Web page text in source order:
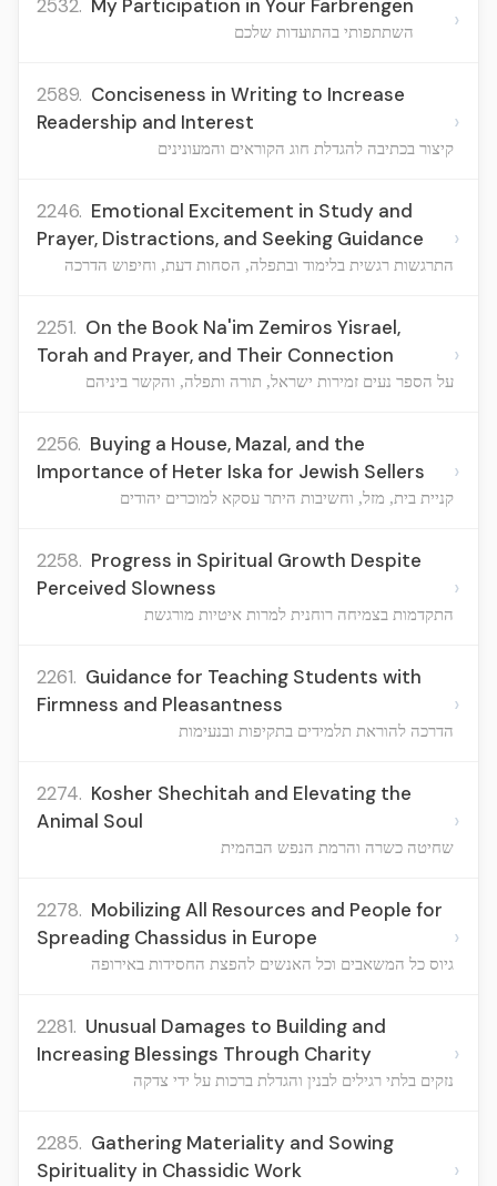
2532. My Participation in Your Farbrengen
השתתפותי בהתועדות שלכם ›
2589. Conciseness in Writing to Increase
Readership and Interest
קיצור בכתיבה להגדלת חוג הקוראים והמעונינים
›
2246. Emotional Excitement in Study and
Prayer, Distractions, and Seeking Guidance
התרגשות רגשית בלימוד ובתפלה, הסחות דעת, וחיפוש הדרכה
›
2251. On the Book Na'im Zemiros Yisrael,
Torah and Prayer, and Their Connection
על הספר נעים זמירות ישראל, תורה ותפלה, והקשר ביניהם
›
2256. Buying a House, Mazal, and the
Importance of Heter Iska for Jewish Sellers
קניית בית, מזל, וחשיבות היתר עסקא למוכרים יהודים
›
2258. Progress in Spiritual Growth Despite
Perceived Slowness
התקדמות בצמיחה רוחנית למרות איטיות מורגשת
›
2261. Guidance for Teaching Students with
Firmness and Pleasantness
הדרכה להוראת תלמידים בתקיפות ובנעימות
›
2274. Kosher Shechitah and Elevating the
Animal Soul
שחיטה כשרה והרמת הנפש הבהמית
›
2278. Mobilizing All Resources and People for
Spreading Chassidus in Europe
גיוס כל המשאבים וכל האנשים להפצת החסידות באירופה
›
2281. Unusual Damages to Building and
Increasing Blessings Through Charity
נזקים בלתי רגילים לבנין והגדלת ברכות על ידי צדקה
›
2285. Gathering Materiality and Sowing
Spirituality in Chassidic Work
›